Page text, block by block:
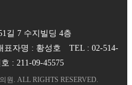
길 7 수지빌딩 4층
표자명 : 황성호 TEL : 02-514-
: 211-09-45575
원 . ALL RIGHTS RESERVED.